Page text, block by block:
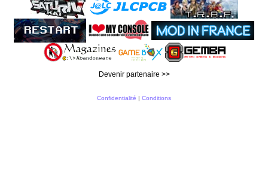
Devenir partenaire >>
Confidentialité | Conditions